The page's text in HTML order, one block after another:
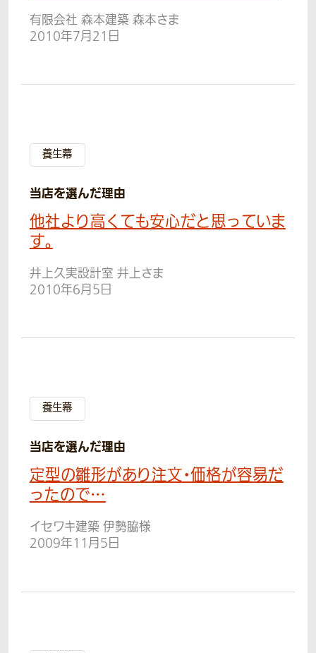
有限会社 森本建築 森本さま
2010年7月21日
養生幕
当店を選んだ理由
他社より高くても安心だと思っていま
す。
井上久実設計室 井上さま
2010年6月5日
養生幕
当店を選んだ理由
定型の雛形があり注文・価格が容易だ
ったので…
イセワキ建築 伊勢脇様
2009年11月5日